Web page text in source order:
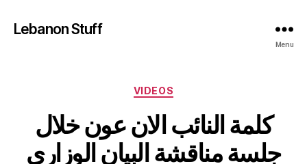
Lebanon Stuff
Menu
Categories
VIDEOS
كلمة النائب الان عون خلال
جلسة مناقشة البيان الوزاري